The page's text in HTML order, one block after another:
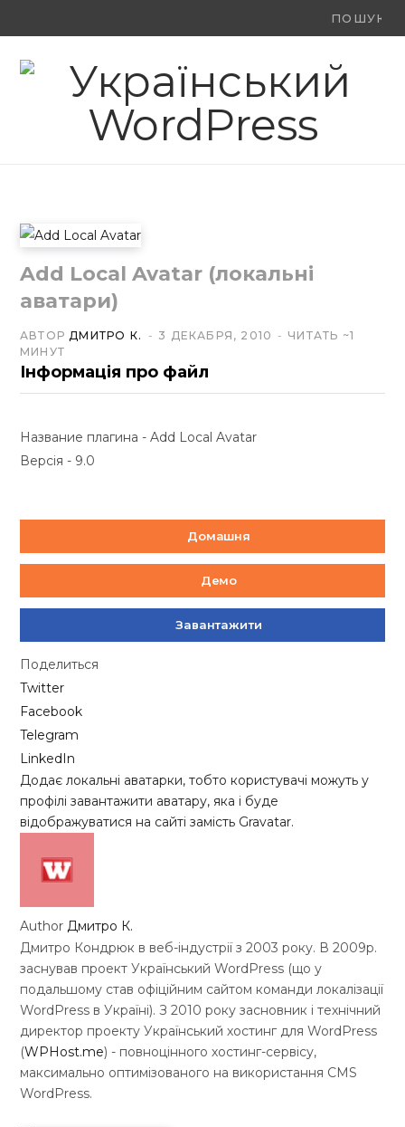
Ви
F X
(
r
Y
o
Add Local Avatar (локальні
аватари)
АВТОРДМИТРО К. 3 ДЕКАБРЯ, 2010
ЧИТАТЬ ~1
МИНУТ
Інформація про файл
Название плагина - Add Local Avatar
Версія - 9.0
Домашня
Демо
Завантажити
Поделиться
Twitter
Facebook
Telegram
LinkedIn
Додає локальні аватарки, тобто користувачі можуть у
профілі завантажити аватару, яка і буде
відображуватися на сайті замість Gravatar.
Author Дмитро К.
Дмитро Кондрюк в веб-індустрії з 2003 року. В 2009р.
заснував проект Український WordPress (що у
подальшому став офіційним сайтом команди локалізації
WordPress в Україні). З 2010 року засновник і технічний
директор проекту Український хостинг для WordPress
(WPHost.me) - повноцінного хостинг-сервісу,
максимально оптимізованого на використання CMS
WordPress.